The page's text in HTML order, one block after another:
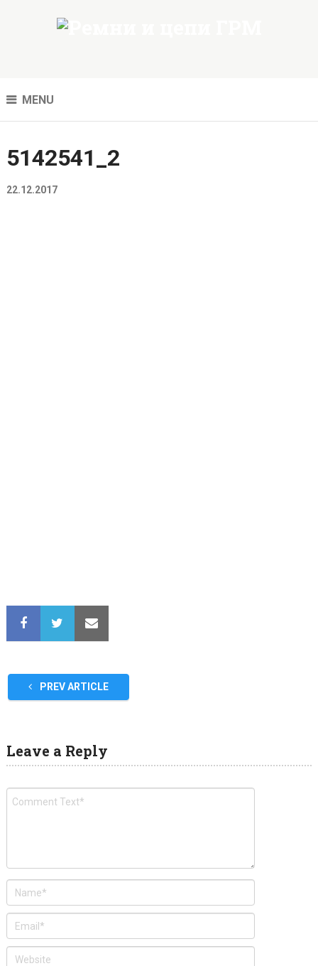
MENU
5142541_2
22.12.2017
PREV ARTICLE
Leave a Reply